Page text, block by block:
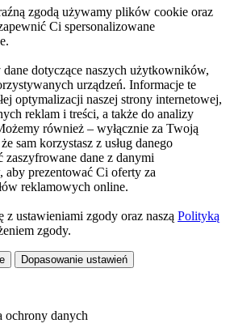
zgodą używamy plików cookie oraz
Ci spersonalizowane
dotyczące naszych użytkowników,
urządzeń. Informacje te
optymalizacji naszej strony internetowej,
reklam i treści, a także do analizy
również – wyłącznie za Twoją
sam korzystasz z usług danego
dane z danymi
aby prezentować Ci oferty za
reklamowych online.
z ustawieniami zgody oraz naszą Polityką
zgody.
Dopasowanie ustawień
ochrony danych